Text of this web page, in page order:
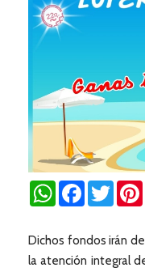
WhatsAppFacebook
Dichos fondos irán
la atención integral